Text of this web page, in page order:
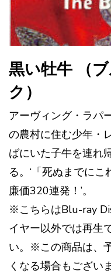
黒い牡牛 （
ク）
アーヴィング・ラパ
の農村に住む少年・
ばにいた子牛を連れ
る。‘「死ぬまでに
廉価320連発！’。
※こちらはBlu-ray
イヤー以外では再生
い。※この商品は、
くなる場合もござい